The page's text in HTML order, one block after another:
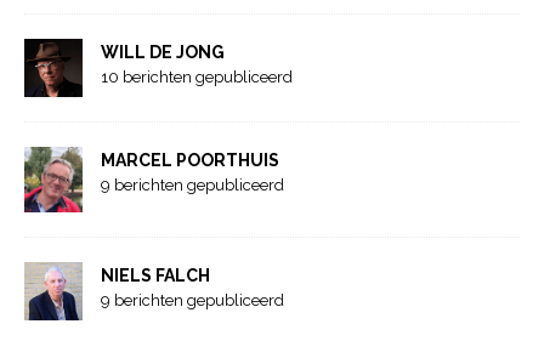
WILL DE JONG
10 berichten gepubliceerd
MARCEL POORTHUIS
9 berichten gepubliceerd
NIELS FALCH
9 berichten gepubliceerd